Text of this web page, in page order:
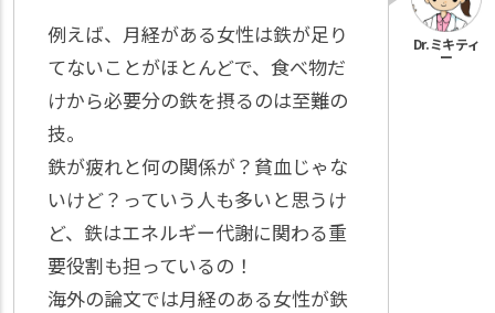
例えば、月経がある女性は鉄が足り
てないことがほとんどで、食べ物だ
けから必要分の鉄を摂るのは至難の
技。
鉄が疲れと何の関係が？貧血じゃな
いけど？っていう人も多いと思うけ
ど、鉄はエネルギー代謝に関わる重
要役割も担っているの！
海外の論文では月経のある女性が鉄